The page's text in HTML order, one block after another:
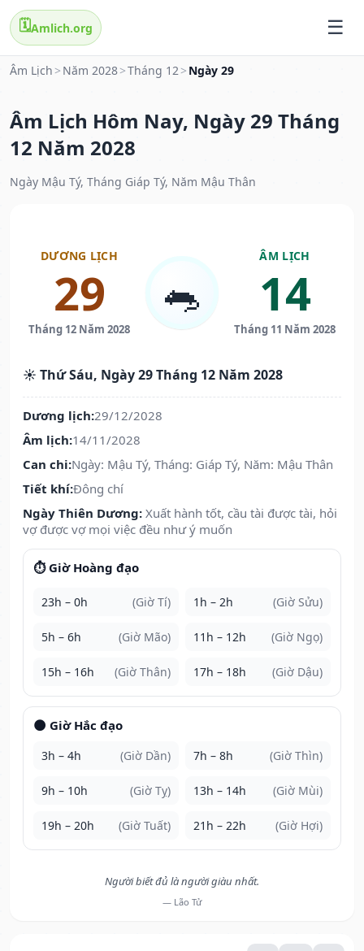
🗓️Amlich.org
Âm Lịch > Năm 2028>Tháng 12> Ngày 29
Âm Lịch Hôm Nay, Ngày 29 Tháng
12 Năm 2028
Ngày Mậu Tý, Tháng Giáp Tý, Năm Mậu Thân
DƯƠNG LỊCH
29
Tháng 12 Năm 2028
🐀
ÂM LỊCH
14
Tháng 11 Năm 2028
☀️ Thứ Sáu, Ngày 29 Tháng 12 Năm 2028
Dương lịch:29/12/2028
Âm lịch:14/11/2028
Can chi:Ngày: Mậu Tý, Tháng: Giáp Tý, Năm: Mậu Thân
Tiết khí:Đông chí
Ngày Thiên Dương: Xuất hành tốt, cầu tài được tài, hỏi
vợ được vợ mọi việc đều như ý muốn
⏱️ Giờ Hoàng đạo
23h – 0h (Giờ Tí) 1h – 2h (Giờ Sửu)
5h – 6h (Giờ Mão) 11h – 12h (Giờ Ngọ)
15h – 16h (Giờ Thân) 17h – 18h (Giờ Dậu)
🌑 Giờ Hắc đạo
3h – 4h (Giờ Dần) 7h – 8h (Giờ Thìn)
9h – 10h (Giờ Tỵ) 13h – 14h (Giờ Mùi)
19h – 20h (Giờ Tuất) 21h – 22h (Giờ Hợi)
Người biết đủ là người giàu nhất.
— Lão Tử